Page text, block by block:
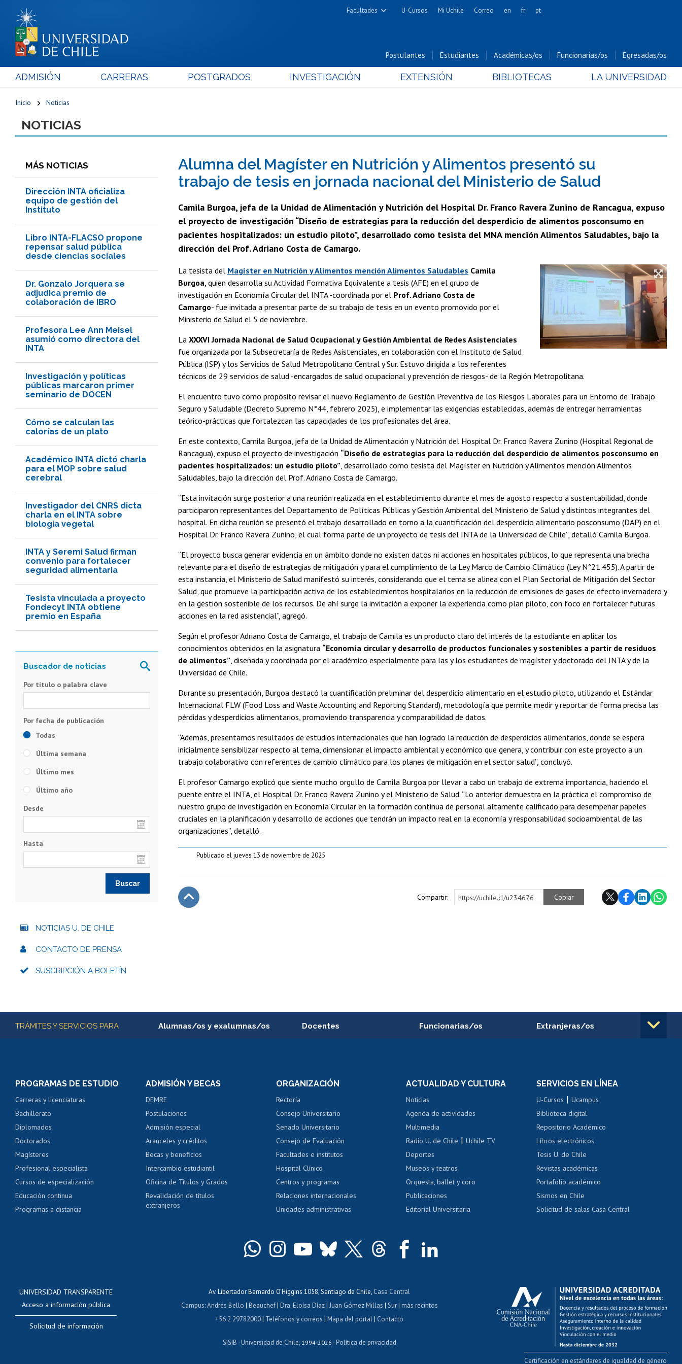
Facultades
Cs. Físicas y Matemáticas
Cs. Forestales y Conservación
Cs. Químicas y Farmacéuticas
Cs. Sociales
Estudios Avanzados en Educación
Estudios Internacionales
Nutrición y Tecnología de
Bachillerato
U-Cursos Mi Uchile Correo en fr pt
Postulantes Estudiantes Académicas/os Funcionarias/os Egresadas/os
ADMISIÓN CARRERAS POSTGRADOS INVESTIGACIÓN EXTENSIÓN BIBLIOTECAS LA UNIVERSIDAD
Inicio Noticias
NOTICIAS
MÁS NOTICIAS
Dirección INTA oficializa
equipo de gestión del
Instituto
Libro INTA-FLACSO propone
repensar salud pública
desde ciencias sociales
Dr. Gonzalo Jorquera se
adjudica premio de
colaboración de IBRO
Profesora Lee Ann Meisel
asumió como directora del
INTA
Investigación y políticas
públicas marcaron primer
seminario de DOCEN
Cómo se calculan las
calorías de un plato
Académico INTA dictó charla
para el MOP sobre salud
cerebral
Investigador del CNRS dicta
charla en el INTA sobre
biología vegetal
INTA y Seremi Salud firman
convenio para fortalecer
seguridad alimentaria
Tesista vinculada a proyecto
Fondecyt INTA obtiene
premio en España
Alumna del Magíster en Nutrición y Alimentos presentó su
trabajo de tesis en jornada nacional del Ministerio de Salud
Camila Burgoa, jefa de la Unidad de Alimentación y Nutrición del Hospital Dr. Franco Ravera Zunino de Rancagua, expuso
el proyecto de investigación “Diseño de estrategias para la reducción del desperdicio de alimentos posconsumo en
pacientes hospitalizados: un estudio piloto”, desarrollado como tesista del MNA mención Alimentos Saludables, bajo la
dirección del Prof. Adriano Costa de Camargo.
La tesista del Magíster en Nutrición y Alimentos mención Alimentos Saludables Camila
Burgoa , quien desarrolla su Actividad Formativa Equivalente a tesis (AFE) en el grupo de
investigación en Economía Circular del INTA -coordinada por el Prof. Adriano Costa de
Camargo- fue invitada a presentar parte de su trabajo de tesis en un evento promovido por el
Ministerio de Salud el 5 de noviembre.
La XXXVI Jornada Nacional de Salud Ocupacional y Gestión Ambiental de Redes Asistenciales
fue organizada por la Subsecretaría de Redes Asistenciales, en colaboración con el Instituto de Salud
Pública (ISP) y los Servicios de Salud Metropolitano Central y Sur. Estuvo dirigida a los referentes
técnicos de 29 servicios de salud -encargados de salud ocupacional y prevención de riesgos- de la Región Metropolitana.
El encuentro tuvo como propósito revisar el nuevo Reglamento de Gestión Preventiva de los Riesgos Laborales para un Entorno de Trabajo
Seguro y Saludable (Decreto Supremo N°44, febrero 2025), e implementar las exigencias establecidas, además de entregar herramientas
teórico-prácticas que fortalezcan las capacidades de los profesionales del área.
En este contexto, Camila Burgoa, jefa de la Unidad de Alimentación y Nutrición del Hospital Dr. Franco Ravera Zunino (Hospital Regional de
Rancagua), expuso el proyecto de investigación “Diseño de estrategias para la reducción del desperdicio de alimentos posconsumo en
pacientes hospitalizados: un estudio piloto” , desarrollado como tesista del Magíster en Nutrición y Alimentos mención Alimentos
Saludables, bajo la dirección del Prof. Adriano Costa de Camargo.
“Esta invitación surge posterior a una reunión realizada en el establecimiento durante el mes de agosto respecto a sustentabilidad, donde
participaron representantes del Departamento de Políticas Públicas y Gestión Ambiental del Ministerio de Salud y distintos integrantes del
hospital. En dicha reunión se presentó el trabajo desarrollado en torno a la cuantificación del desperdicio alimentario posconsumo (DAP) en el
Hospital Dr. Franco Ravera Zunino, el cual forma parte de un proyecto de tesis del INTA de la Universidad de Chile”, detalló Camila Burgoa.
“El proyecto busca generar evidencia en un ámbito donde no existen datos ni acciones en hospitales públicos, lo que representa una brecha
relevante para el diseño de estrategias de mitigación y para el cumplimiento de la Ley Marco de Cambio Climático (Ley N°21.455). A partir de
esta instancia, el Ministerio de Salud manifestó su interés, considerando que el tema se alinea con el Plan Sectorial de Mitigación del Sector
Salud, que promueve la participación activa de los establecimientos hospitalarios en la reducción de emisiones de gases de efecto invernadero y
en la gestión sostenible de los recursos. De ahí surge la invitación a exponer la experiencia como plan piloto, con foco en fortalecer futuras
acciones en la red asistencial”, agregó.
Según el profesor Adriano Costa de Camargo, el trabajo de Camila es un producto claro del interés de la estudiante en aplicar los
conocimientos obtenidos en la asignatura “Economía circular y desarrollo de productos funcionales y sostenibles a partir de residuos
de alimentos” , diseñada y coordinada por el académico especialmente para las y los estudiantes de magíster y doctorado del INTA y de la
Universidad de Chile.
Durante su presentación, Burgoa destacó la cuantificación preliminar del desperdicio alimentario en el estudio piloto, utilizando el Estándar
Internacional FLW (Food Loss and Waste Accounting and Reporting Standard), metodología que permite medir y reportar de forma precisa las
pérdidas y desperdicios alimentarios, promoviendo transparencia y comparabilidad de datos.
“Además, presentamos resultados de estudios internacionales que han logrado la reducción de desperdicios alimentarios, donde se espera
inicialmente sensibilizar respecto al tema, dimensionar el impacto ambiental y económico que genera, y contribuir con este proyecto a un
trabajo colaborativo con referentes de cambio climático para los planes de mitigación en el sector salud”, concluyó.
El profesor Camargo explicó que siente mucho orgullo de Camila Burgoa por llevar a cabo un trabajo de extrema importancia, haciendo el
puente entre el INTA, el Hospital Dr. Franco Ravera Zunino y el Ministerio de Salud. “Lo anterior demuestra en la práctica el compromiso de
nuestro grupo de investigación en Economía Circular en la formación continua de personal altamente calificado para desempeñar papeles
cruciales en la planificación y desarrollo de acciones que tendrán un impacto real en la economía y responsabilidad socioambiental de las
organizaciones”, detalló.
Publicado el jueves 13 de noviembre de 2025
Compartir: https://uchile.cl/u234676 Copiar
Por título o palabra clave
Todas
Última semana
Último mes
Último año
Desde
Hasta
NOTICIAS U. DE CHILE
CONTACTO DE PRENSA
SUSCRIPCIÓN A BOLETÍN
Más información
TRÁMITES Y SERVICIOS PARA Alumnas/os y exalumnas/os
Servicio médico y dental
Pago de arancel y crédito alumnos
Pago de arancel y crédito exalumnos
Certificado de títulos y grados
Docentes
Perfeccionamiento
Evaluación docente
Calificación académica
Postulación al AUCAI
Funcionarias/os
Portal de movilidad interna
Certificado de renta
Certificado de renta
Extranjeras/os
Cursos de español
Mi Uchile Ayuda tecnológica Tarjeta TUI Acoso laboral, sexual y violencia Denuncias administrativas
PROGRAMAS DE ESTUDIO
Carreras y licenciaturas
Bachillerato
Diplomados
Doctorados
Magísteres
Profesional especialista
Cursos de especialización
Educación continua
Programas a distancia
ADMISIÓN Y BECAS
DEMRE
Postulaciones
Admisión especial
Aranceles y créditos
Becas y beneficios
Intercambio estudiantil
Oficina de Títulos y Grados
Revalidación de títulos
extranjeros
ORGANIZACIÓN
Rectoría
Consejo Universitario
Senado Universitario
Consejo de Evaluación
Facultades e institutos
Hospital Clínico
Centros y programas
Relaciones internacionales
Unidades administrativas
ACTUALIDAD Y CULTURA
Noticias
Agenda de actividades
Multimedia
Radio U. de Chile |Uchile TV
Deportes
Museos y teatros
Orquesta, ballet y coro
Publicaciones
Editorial Universitaria
SERVICIOS EN LÍNEA
U-Cursos |Ucampus
Biblioteca digital
Repositorio Académico
Libros electrónicos
Tesis U. de Chile
Revistas académicas
Portafolio académico
Sismos en Chile
Solicitud de salas Casa Central
UNIVERSIDAD TRANSPARENTE
Acceso a información pública
Solicitud de información
Av. Libertador Bernardo O'Higgins 1058, Santiago de Chile, Casa Central
Campus:Andrés Bello | Beauchef| Dra. Eloísa Díaz| Juan Gómez Millas | Sur| más recintos
+56 2 29782000| Teléfonos y correos |Mapa del portal| Contacto
SISIB -Universidad de Chile , 1994-2026 -Política de privacidad
Certificación en estándares de igualdad de género